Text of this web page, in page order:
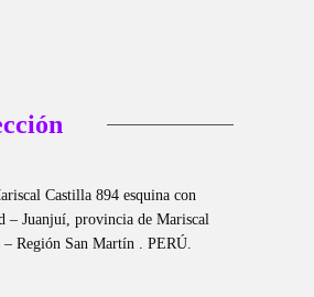
Castilla 894 esquina con
– Juanjuí, provincia de Mariscal
– Región San Martín . PERÚ.